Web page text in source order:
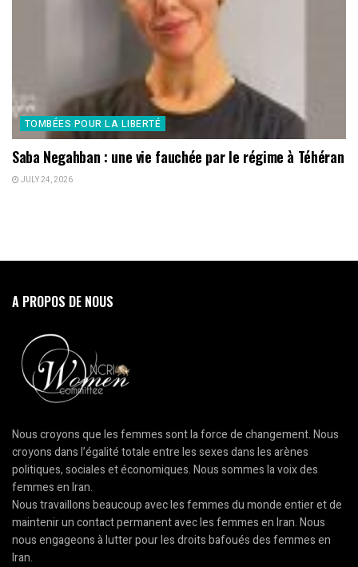
TOMBÉES POUR LA LIBERTÉ
Saba Negahban : une vie fauchée par le régime à Téhéran
JULY 24, 2026
A PROPOS DE NOUS
Nous croyons que les femmes sont la force de changement. Nous
croyons dans l’égalité totale entre les sexes dans les arènes
politiques, sociales et économiques. Nous sommes la voix des
femmes en Iran.
Nous travaillons beaucoup avec les femmes du monde entier et de
maintenir un contact permanent avec les femmes en Iran. Nous
nous engageons à lutter pour les droits bafoués des femmes en
Iran.